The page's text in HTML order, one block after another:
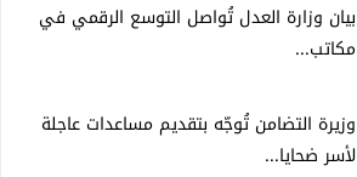
بيان وزارة العدل تُواصل التوسع الرقمي في
مكاتب...
وزيرة التضامن تُوجّه بتقديم مساعدات عاجلة
لأسر ضحايا...